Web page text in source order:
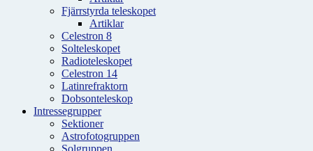
Fjärrstyrda teleskopet
Artiklar
Celestron 8
Solteleskopet
Radioteleskopet
Celestron 14
Latinrefraktorn
Dobsonteleskop
Intressegrupper
Sektioner
Astrofotogruppen
Solgruppen